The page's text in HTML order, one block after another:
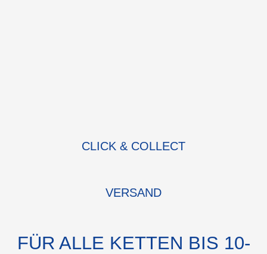
CLICK & COLLECT
VERSAND
FÜR ALLE KETTEN BIS 10-